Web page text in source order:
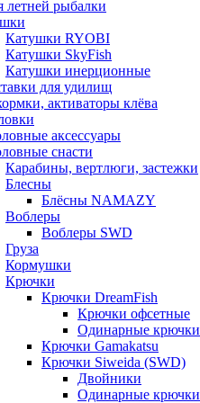
летней рыбалки
Катушки RYOBI
Катушки SkyFish
Катушки инерционные
для удилищ
активаторы клёва
аксессуары
снасти
Карабины, вертлюги, застежки
Блесны
Блёсны NAMAZY
Воблеры
Воблеры SWD
Груза
Кормушки
Крючки
Крючки DreamFish
Крючки офсетные
Одинарные крючки
Крючки Gamakatsu
Крючки Siweida (SWD)
Двойники
Одинарные крючки